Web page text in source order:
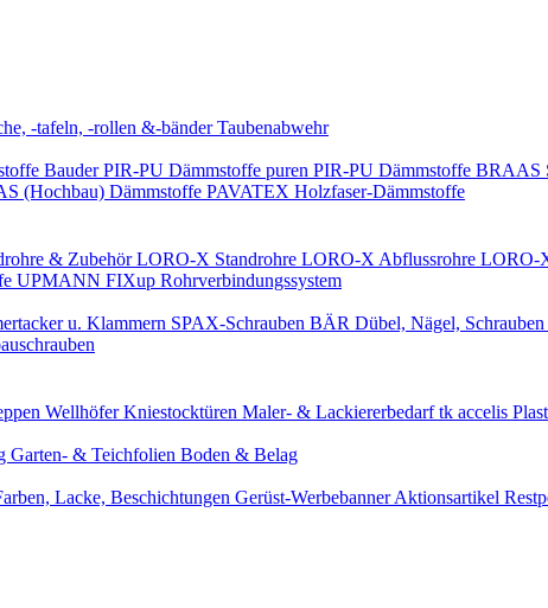
-tafeln, -rollen &-bänderTaubenabwehr
Bauder PIR-PU Dämmstoffe puren PIR-PU Dämmstoffe BRAAS
(Hochbau) Dämmstoffe PAVATEX Holzfaser-Dämmstoffe
& ZubehörLORO-X Standrohre LORO-X Abflussrohre LORO-
UPMANN FIXup Rohrverbindungssystem
u. Klammern SPAX-Schrauben BÄR Dübel, Nägel,
Wellhöfer Kniestocktüren Maler- & Lackiererbedarftk accelis
Garten- & Teichfolien Boden & Belag
Lacke, Beschichtungen Gerüst-WerbebannerAktionsartikel